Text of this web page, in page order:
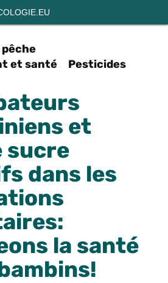
et santé
Pesticides
et
sucre
dans les
la santé